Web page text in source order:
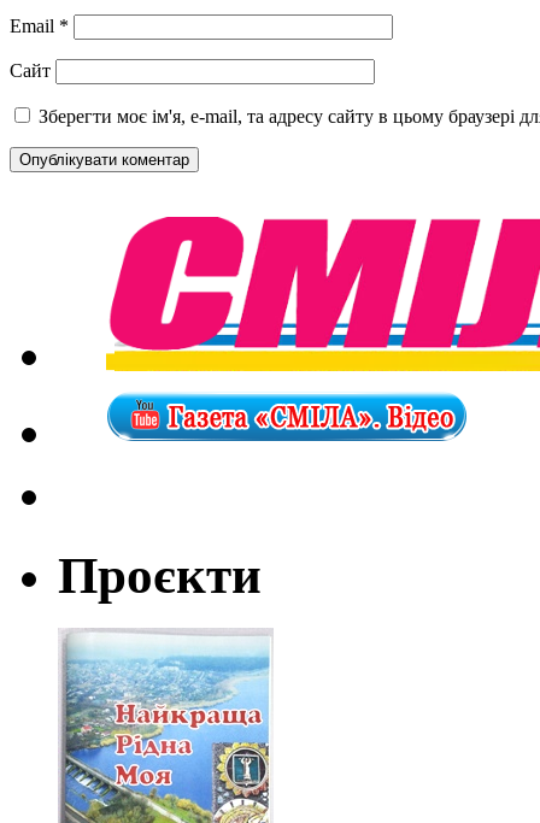
Email *
Сайт
Зберегти моє ім'я, e-mail, та адресу сайту в цьому браузері
Проєкти